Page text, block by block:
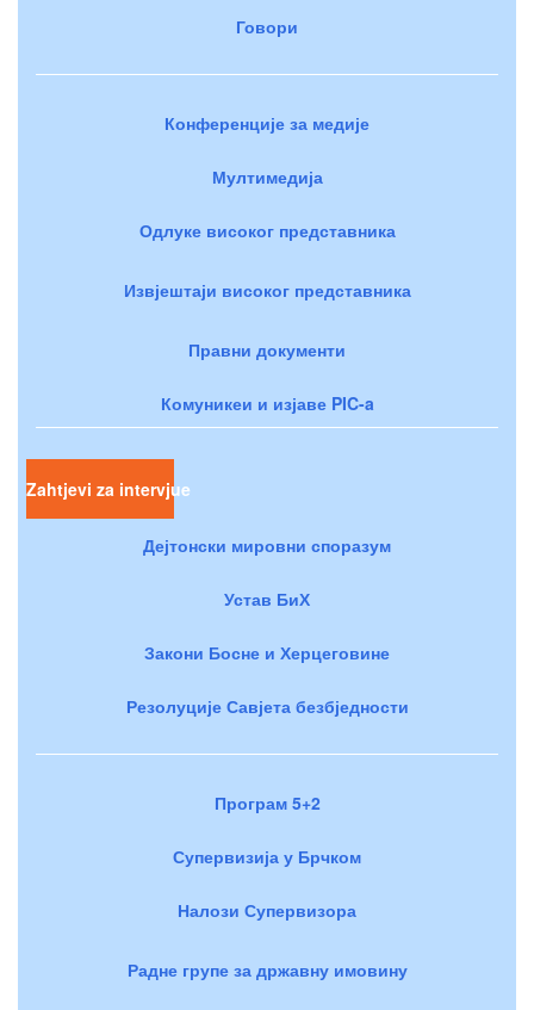
Говори
Конференције за медије
Мултимедија
Одлуке високог представника
Извјештаји високог представника
Правни документи
Комуникеи и изјаве PIC-a
Zahtjevi za intervjue
Дејтонски мировни споразум
Устав БиХ
Закони Босне и Херцеговине
Резолуције Савјета безбједности
Програм 5+2
Супервизија у Брчком
Налози Супервизора
Радне групе за државну имовину